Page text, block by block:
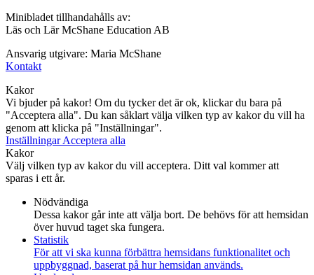
Minibladet tillhandahålls av:
Läs och Lär McShane Education AB
Ansvarig utgivare: Maria McShane
Kontakt
Kakor
Vi bjuder på kakor! Om du tycker det är ok, klickar du bara på
"Acceptera alla". Du kan såklart välja vilken typ av kakor du vill ha
genom att klicka på "Inställningar".
InställningarAcceptera alla
Kakor
Välj vilken typ av kakor du vill acceptera. Ditt val kommer att
sparas i ett år.
Nödvändiga
Dessa kakor går inte att välja bort. De behövs för att hemsidan
över huvud taget ska fungera.
Statistik
För att vi ska kunna förbättra hemsidans funktionalitet och
uppbyggnad, baserat på hur hemsidan används.